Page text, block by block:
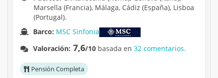
Marsella (Francia), Málaga, Cádiz (España), Lisboa
(Portugal).
Barco: MSC Sinfonia
Valoración: 7,6/10 basada en32 comentarios.
Pensión Completa